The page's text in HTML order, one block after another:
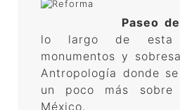
Paseo
lo largo de esta
monumentos y
Antropología donde
un poco más
México.